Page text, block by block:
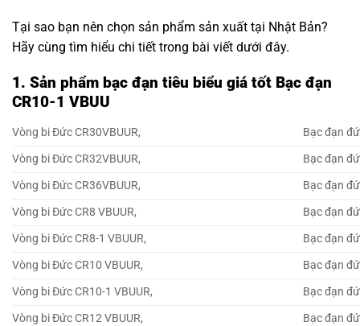
Tại sao bạn nên chọn sản phẩm sản xuất tại Nhật Bản?
Hãy cùng tìm hiểu chi tiết trong bài viết dưới đây.
1. Sản phẩm bạc đạn tiêu biểu giá tốt Bạc đạn
CR10-1 VBUU
Vòng bi Đức CR30VBUUR,
Bạc đạn
Vòng bi Đức CR32VBUUR,
Bạc đạn
Vòng bi Đức CR36VBUUR,
Bạc đạn
Vòng bi Đức CR8 VBUUR,
Bạc đạn
Vòng bi Đức CR8-1 VBUUR,
Bạc đạn
Vòng bi Đức CR10 VBUUR,
Bạc đạn
Vòng bi Đức CR10-1 VBUUR,
Bạc đạn
Vòng bi Đức CR12 VBUUR,
Bạc đạn